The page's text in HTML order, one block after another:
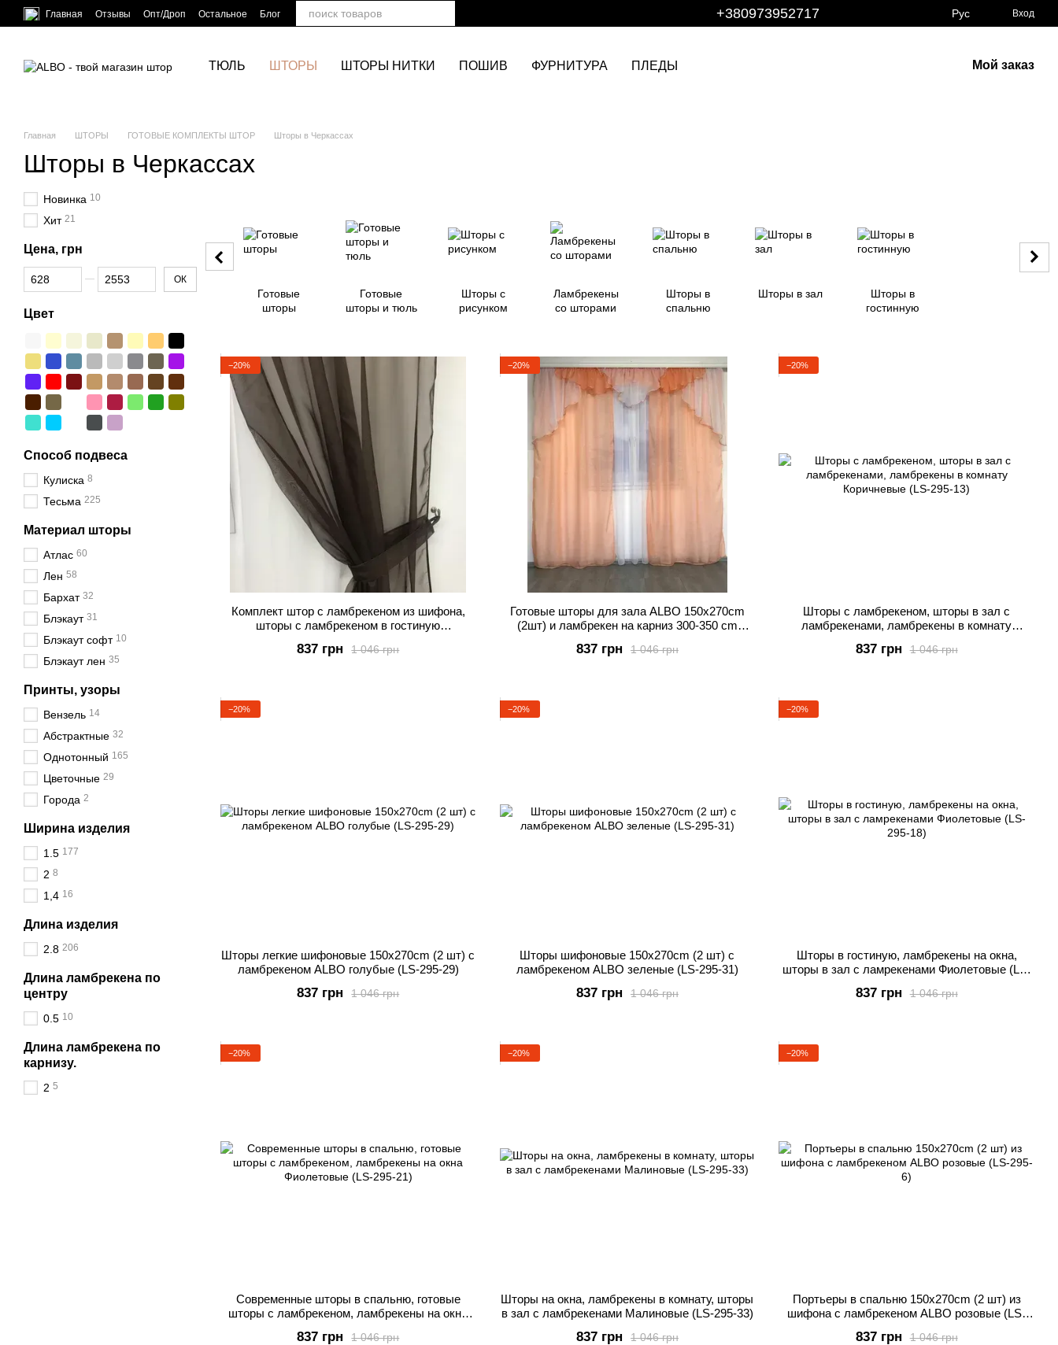
Перейти к основному контенту
Главная Отзывы Опт/Дроп Остальное Блог +380973952717 Рус Вход
ТЮЛЬ ШТОРЫ ШТОРЫ НИТКИ ПОШИВ ФУРНИТУРА ПЛЕДЫ Мой заказ
Главная ШТОРЫ ГОТОВЫЕ КОМПЛЕКТЫ ШТОР Шторы в Черкассах
Шторы в Черкассах
Готовые
шторы
Готовые
шторы и тюль
Шторы с
рисунком
Ламбрекены
со шторами
Шторы в
спальню
Шторы в зал
Шторы в
гостинную
−20%
Комплект штор с ламбрекеном из шифона,
шторы с ламбрекеном в гостиную
1 046 грн
837 грн
−20%
Готовые шторы для зала ALBO 150х270cm
(2шт) и ламбрекен на карниз 300-350 cm
1 046 грн
837 грн
−20%
Шторы с ламбрекеном, шторы в зал с
ламбрекенами, ламбрекены в комнату
1 046 грн
837 грн
−20%
Шторы легкие шифоновые 150х270cm (2 шт) с
ламбрекеном ALBO голубые (LS-295-29)
1 046 грн
837 грн
−20%
Шторы шифоновые 150х270cm (2 шт) с
ламбрекеном ALBO зеленые (LS-295-31)
1 046 грн
837 грн
−20%
Шторы в гостиную, ламбрекены на окна,
шторы в зал с ламрекенами Фиолетовые (LS-
1 046 грн
837 грн
−20%
Современные шторы в спальню, готовые
шторы с ламбрекеном, ламбрекены на окна
1 046 грн
837 грн
−20%
Шторы на окна, ламбрекены в комнату, шторы
в зал с ламбрекенами Малиновые (LS-295-33)
1 046 грн
837 грн
−20%
Портьеры в спальню 150х270cm (2 шт) из
шифона с ламбрекеном ALBO розовые (LS-
1 046 грн
837 грн
Новинка 10
Хит 21
Цена, грн
От Цена, грн
До Цена, грн ОК
Цвет
Способ подвеса
Кулиска 8
Тесьма 225
Материал шторы
Атлас 60
Лен 58
Бархат 32
Блэкаут 31
Блэкаут софт 10
Блэкаут лен 35
Принты, узоры
Вензель 14
Абстрактные 32
Однотонный 165
Цветочные 29
Города 2
Ширина изделия
1.5 177
2 8
1,4 16
Длина изделия
2.8 206
Длина ламбрекена по
центру
0.5 10
Длина ламбрекена по
карнизу.
2 5